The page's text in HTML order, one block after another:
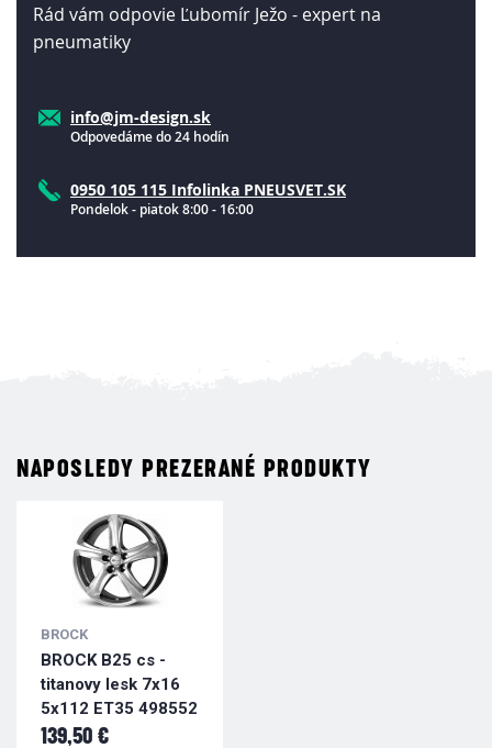
Rád vám odpovie Ľubomír Ježo - expert na
pneumatiky
info@jm-design.sk
Odpovedáme do 24 hodín
0950 105 115 Infolinka PNEUSVET.SK
Pondelok - piatok 8:00 - 16:00
NAPOSLEDY PREZERANÉ PRODUKTY
BROCK
BROCK B25 cs -
titanovy lesk 7x16
5x112 ET35 498552
139,50 €